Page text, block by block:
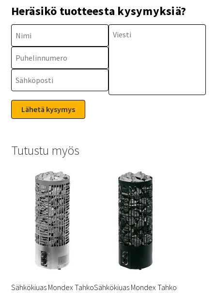
Heräsikö tuotteesta kysymyksiä?
Tutustu myös
Sähkökiuas Mondex TahkoSähkökiuas Mondex Tahko